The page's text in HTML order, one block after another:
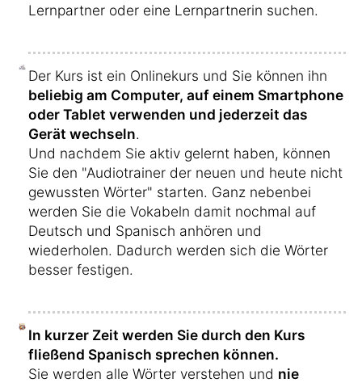
Lernpartner oder eine Lernpartnerin suchen.
Der Kurs ist ein Onlinekurs und Sie können ihn
beliebig am Computer, auf einem Smartphone
oder Tablet verwenden und jederzeit das
Gerät wechseln.
Und nachdem Sie aktiv gelernt haben, können
Sie den "Audiotrainer der neuen und heute nicht
gewussten Wörter" starten. Ganz nebenbei
werden Sie die Vokabeln damit nochmal auf
Deutsch und Spanisch anhören und
wiederholen. Dadurch werden sich die Wörter
besser festigen.
In kurzer Zeit werden Sie durch den Kurs
fließend Spanisch sprechen können.
Sie werden alle Wörter verstehen und nie